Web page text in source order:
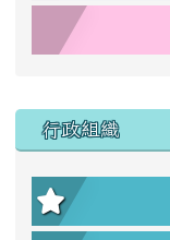
行政組織